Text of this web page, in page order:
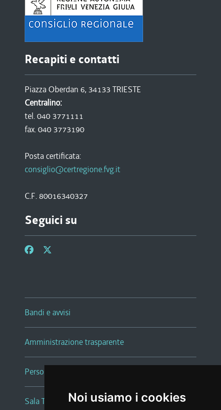
Noi usiamo i cookies
Recapiti e contatti
Piazza Oberdan 6, 34133 TRIESTE
Centralino:
tel. 040 3771111
fax. 040 3773190
Posta certificata:
consiglio@certregione.fvg.it
C.F. 80016340327
Seguici su
Bandi e avvisi
Amministrazione trasparente
Persone e Uffici
Sala Tiziano Tessitori